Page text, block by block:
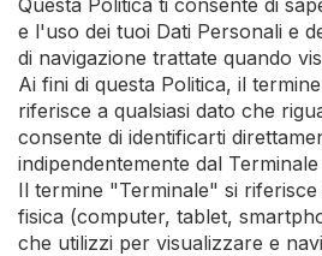
Questa Politica ti consente di
e l'uso dei tuoi Dati Personali e
di navigazione trattate quando
Ai fini di questa Politica, il
riferisce a qualsiasi dato che
consente di identificarti
indipendentemente dal
Il termine "Terminale" si
fisica (computer, tablet,
che utilizzi per visualizzare e